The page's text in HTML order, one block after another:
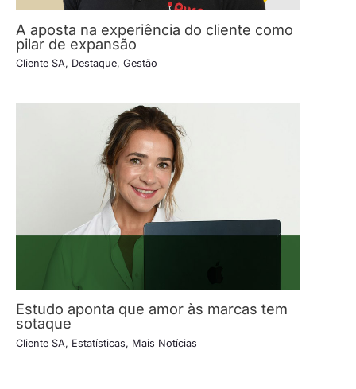
A aposta na experiência do cliente como
pilar de expansão
Cliente SA, Destaque, Gestão
Estudo aponta que amor às marcas tem
sotaque
Cliente SA, Estatísticas, Mais Notícias